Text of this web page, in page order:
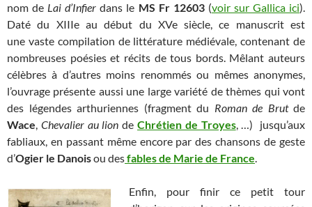
nom de Lai d’Infier dans le MS Fr 12603 (voir sur Gallica ici).
Daté du XIIIe au début du XVe siècle, ce manuscrit est
une vaste compilation de littérature médiévale, contenant de
nombreuses poésies et récits de tous bords. Mêlant auteurs
célèbres à d’autres moins renommés ou mêmes anonymes,
l’ouvrage présente aussi une large variété de thèmes qui vont
des légendes arthuriennes (fragment du Roman de Brutde
Wace, Chevalier au lion deChrétien de Troyes, …) jusqu’aux
fabliaux, en passant même encore par des chansons de geste
d’Ogier le Danoisou desfables de Marie de France.
Enfin, pour finir ce petit tour